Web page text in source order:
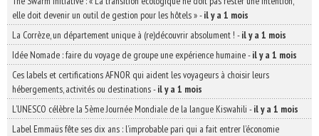
elle doit devenir un outil de gestion pour les hôtels »-il y a 1 mois
La Corrèze, un département unique à (re)découvrir absolument ! -il y a 1 mois
Idée Nomade : faire du voyage de groupe une expérience humaine-il y a 1 mois
Ces labels et certifications AFNOR qui aident les voyageurs à choisir leurs
hébergements, activités ou destinations-il y a 1 mois
L’UNESCO célèbre la 5ème Journée Mondiale de la langue Kiswahili -il y a 1 mois
Label Emmaüs fête ses dix ans : l’improbable pari qui a fait entrer l’économie